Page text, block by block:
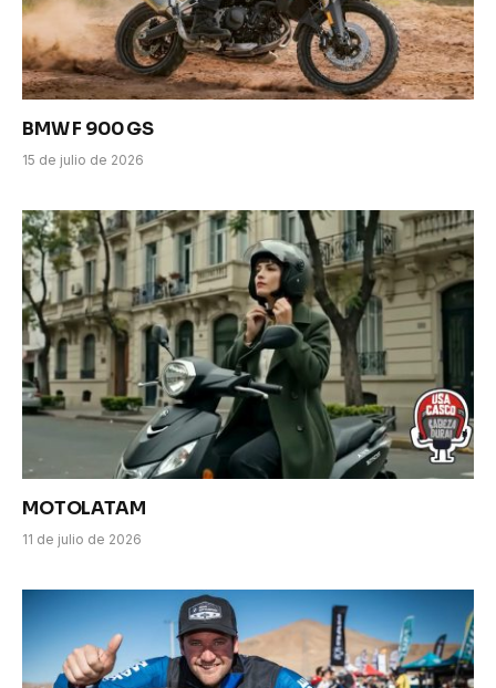
BMW F 900 GS
15 de julio de 2026
MOTOLATAM
11 de julio de 2026